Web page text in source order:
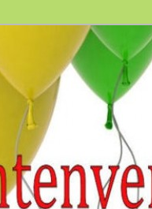
feest! 06-10 77 62 28